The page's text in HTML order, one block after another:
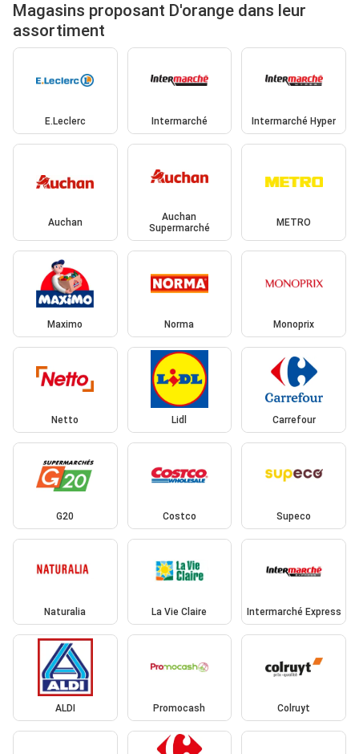
Magasins proposant D'orange dans leur
assortiment
E.Leclerc Intermarché Intermarché Hyper
Auchan
Auchan
Supermarché
METRO
Maximo Norma Monoprix
Netto Lidl Carrefour
G20 Costco Supeco
Naturalia La Vie Claire Intermarché Express
ALDI Promocash Colruyt